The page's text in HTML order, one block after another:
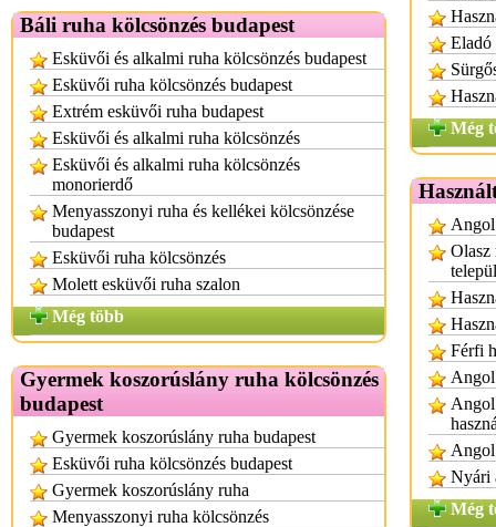
Báli ruha kölcsönzés budapest
Esküvői és alkalmi ruha kölcsönzés budapest
Esküvői ruha kölcsönzés budapest
Extrém esküvői ruha budapest
Esküvői és alkalmi ruha kölcsönzés
Esküvői és alkalmi ruha kölcsönzés
monorierdő
Menyasszonyi ruha és kellékei kölcsönzése
budapest
Esküvői ruha kölcsönzés
Molett esküvői ruha szalon
Még több
Gyermek koszorúslány ruha kölcsönzés
budapest
Gyermek koszorúslány ruha budapest
Esküvői ruha kölcsönzés budapest
Gyermek koszorúslány ruha
Menyasszonyi ruha kölcsönzés
Eladó
Még
Angol
Olasz
Férfi
Angol
Angol
Angol
Nyári
Még